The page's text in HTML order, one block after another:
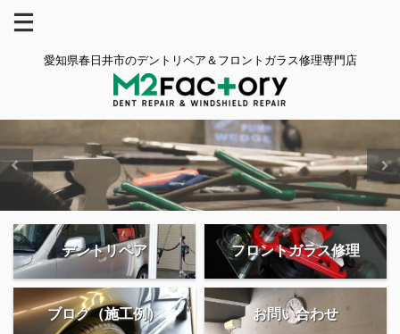
愛知県春日井市のデントリペア＆フロントガラス修理専門店
デントリペア フロントガラス修理
ブログ（施工例） お問い合わせ